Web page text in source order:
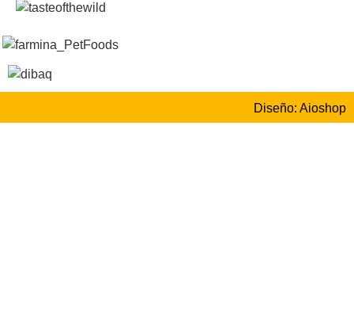
Diseño: Aioshop